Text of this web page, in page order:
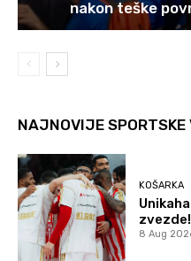
nakon teške
NAJNOVIJE SPORTSKE
KOŠARKA
zvezde!
8 Aug